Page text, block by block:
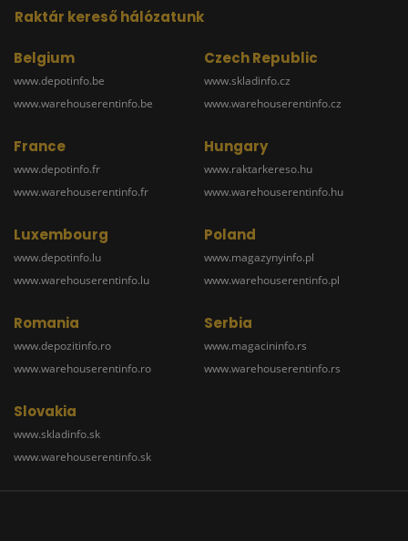
Raktár kereső hálózatunk
Belgium
www.depotinfo.be
www.warehouserentinfo.be
Czech Republic
www.skladinfo.cz
www.warehouserentinfo.cz
France
www.depotinfo.fr
www.warehouserentinfo.fr
Hungary
www.raktarkereso.hu
www.warehouserentinfo.hu
Luxembourg
www.depotinfo.lu
www.warehouserentinfo.lu
Poland
www.magazynyinfo.pl
www.warehouserentinfo.pl
Romania
www.depozitinfo.ro
www.warehouserentinfo.ro
Serbia
www.magacininfo.rs
www.warehouserentinfo.rs
Slovakia
www.skladinfo.sk
www.warehouserentinfo.sk